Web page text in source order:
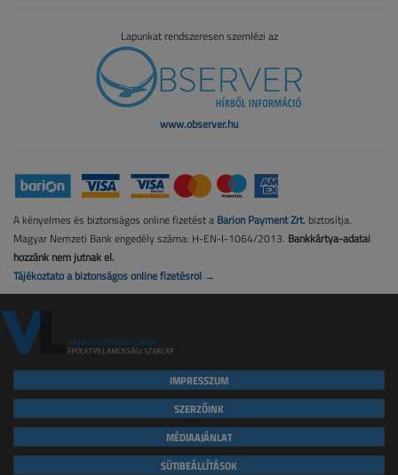
Lapunkat rendszeresen szemlézi az
www.observer.hu
A kényelmes és biztonságos online fizetést a Barion Payment Zrt. biztosítja.
Magyar Nemzeti Bank engedély száma: H-EN-I-1064/2013. Bankkártya-adatai
hozzánk nem jutnak el.
Tájékoztató a biztonságos online fizetésről →
IMPRESSZUM
SZERZŐINK
MÉDIAAJÁNLAT
SÜTIBEÁLLÍTÁSOK